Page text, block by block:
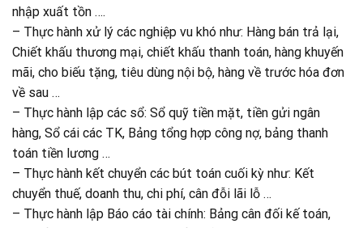
nhập xuất tồn ….
– Thực hành xử lý các nghiệp vu khó như: Hàng bán trả lại,
Chiết khấu thương mại, chiết khấu thanh toán, hàng khuyến
mãi, cho biếu tặng, tiêu dùng nội bộ, hàng về trước hóa đơn
về sau …
– Thực hành lập các sổ: Sổ quỹ tiền mặt, tiền gửi ngân
hàng, Sổ cái các TK, Bảng tổng hợp công nợ, bảng thanh
toán tiền lương …
– Thực hành kết chuyển các bút toán cuối kỳ như: Kết
chuyển thuế, doanh thu, chi phí, cân đỗi lãi lỗ …
– Thực hành lập Báo cáo tài chính: Bảng cân đối kế toán,